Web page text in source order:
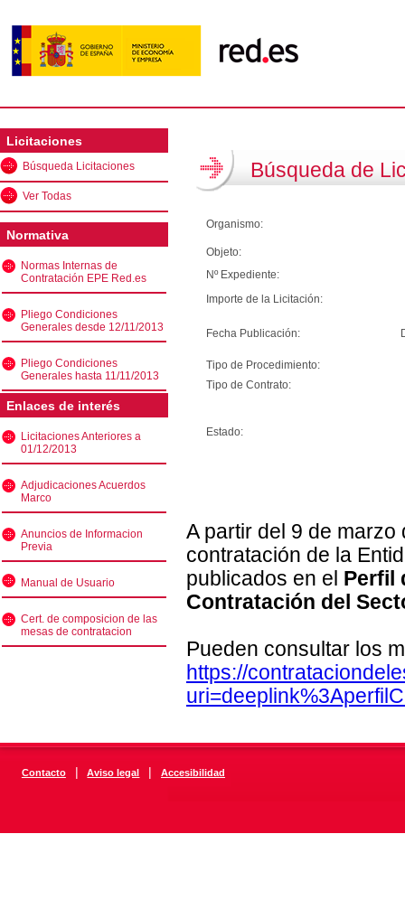
Licitaciones
Búsqueda Licitaciones
Ver Todas
Normativa
Normas Internas de
Contratación EPE Red.es
Pliego Condiciones
Generales desde 12/11/2013
Pliego Condiciones
Generales hasta 11/11/2013
Enlaces de interés
Licitaciones Anteriores a
01/12/2013
Adjudicaciones Acuerdos
Marco
Anuncios de Informacion
Previa
Manual de Usuario
Cert. de composicion de las
mesas de contratacion
Búsqueda de
Organismo:
Objeto:
Nº Expediente:
Importe de la Licitación:
Fecha Publicación:
Tipo de Procedimiento:
Tipo de Contrato:
Estado:
A partir del 9 de
contratación de la
publicados en el Perfil
Contratación del
Pueden consultar los
https://
Contacto | Aviso legal | Accesibilidad